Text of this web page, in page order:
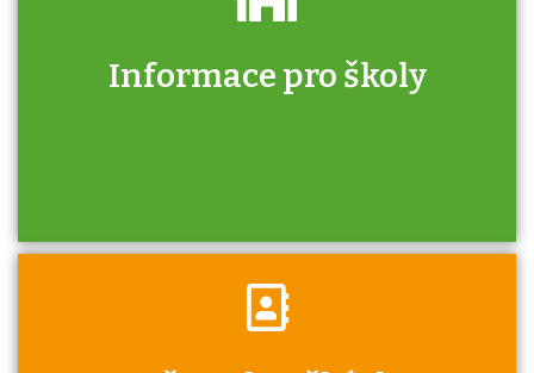
Informace pro školy
Zjistěte, jak se přihlásit ke zkoušce a kde